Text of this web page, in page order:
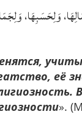
وَلِحَسَبِهَا،
её
».